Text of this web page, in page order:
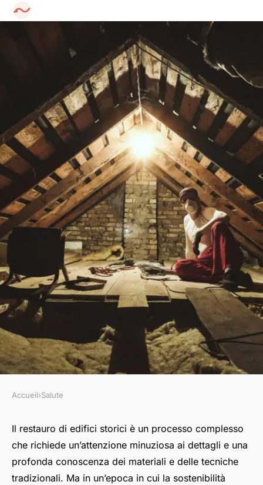
Quali sono le migliori pratiche
per il restauro ecocompatibile
di edifici storici?
Accueil›Salute
Il restauro di edifici storici è un processo complesso
che richiede un’attenzione minuziosa ai dettagli e una
profonda conoscenza dei materiali e delle tecniche
tradizionali. Ma in un’epoca in cui la sostenibilità